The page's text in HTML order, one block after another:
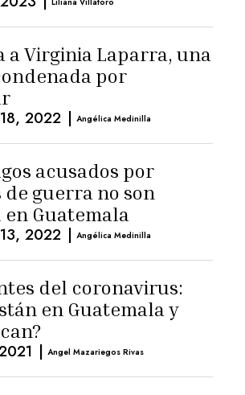
a Virginia Laparra, una
por
2022 | Angélica Medinilla
acusados por
guerra no son
Guatemala
2022 | Angélica Medinilla
del coronavirus:
en Guatemala y
| Angel Mazariegos Rivas